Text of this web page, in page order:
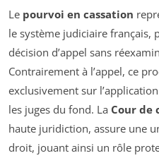
Le pourvoi en cassation
le système judiciaire français,
décision d’appel sans
Contrairement à l’appel, ce
exclusivement sur
les juges du fond. La Cour de
haute juridiction, assure une
droit, jouant ainsi un rôle